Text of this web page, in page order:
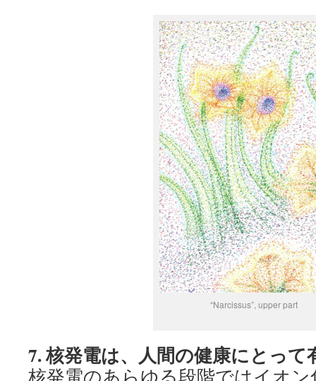
“Narcissus”, upper part
7.核発電は、人間の健康にとって
核発電のあらゆる段階ではイオ